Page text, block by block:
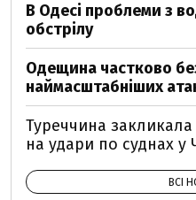
В Одесі проблеми з
обстрілу
Одещина частково без
наймасштабніших
Туреччина
на удари по суднах у
ВСІ